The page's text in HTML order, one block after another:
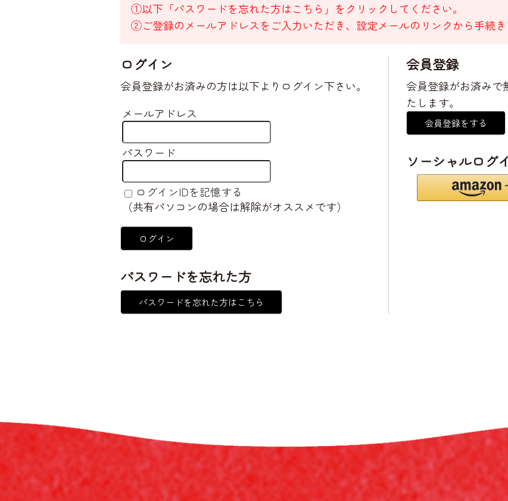
①以下「パスワードを忘れた方はこちら」をクリックしてください。
②ご登録のメールアドレスをご入力いただき、設定メールのリンクから手続き
ログイン
会員登録がお済みの方は以下よりログイン下さい。
メールアドレス
パスワード
ログインIDを記憶する
（共有パソコンの場合は解除がオススメです）
ログイン
パスワードを忘れた方
パスワードを忘れた方はこちら
会員登録
会員登録がお済みで
たします。
会員登録をする
ソーシャルログ